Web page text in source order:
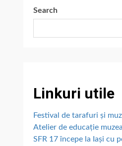
Search
Linkuri utile
Festival de tarafuri și
Atelier de educație
SFR 17 începe la Iași cu